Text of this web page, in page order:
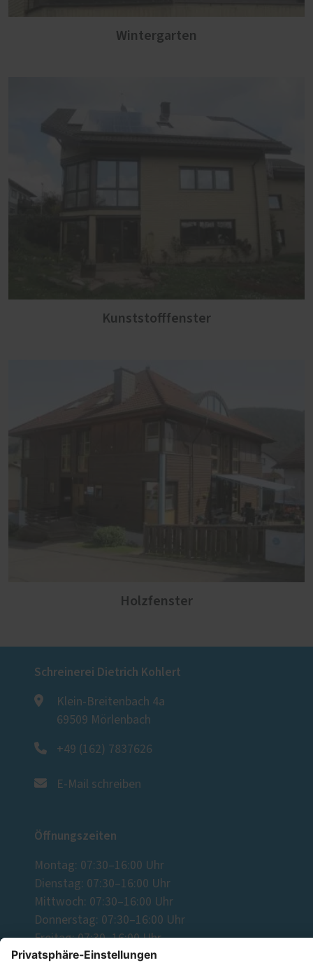
Wintergarten
Kunststofffenster
Holzfenster
Schreinerei Dietrich Kohlert
Klein-Breitenbach 4a
69509 Mörlenbach
+49 (162) 7837626
E-Mail schreiben
Öffnungszeiten
Montag: 07:30–16:00 Uhr
Dienstag: 07:30–16:00 Uhr
Mittwoch: 07:30–16:00 Uhr
Donnerstag: 07:30–16:00 Uhr
Freitag: 07:30–16:00 Uhr